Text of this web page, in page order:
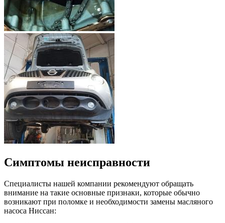
Симптомы неисправности
Специалисты нашей компании рекомендуют обращать
внимание на такие основные признаки, которые обычно
возникают при поломке и необходимости замены масляного
насоса Ниссан: